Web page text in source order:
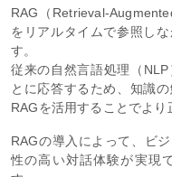
まとめ
RAG（Retrieval-
す。
従来の自然言語処理（